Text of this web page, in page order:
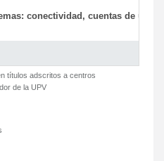
conectividad, cuentas de
títulos adscritos a centros
de la UPV